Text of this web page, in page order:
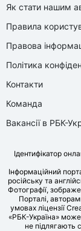
Як стати нашим
Правила
Правова
Політика
Контакти
Команда
Вакансії в РБК-
Ідентифікатор
Інформаційний
російську та
Фотографії,
Порталі,
умовах ліцензії
«РБК-Україна» може
не підлягають